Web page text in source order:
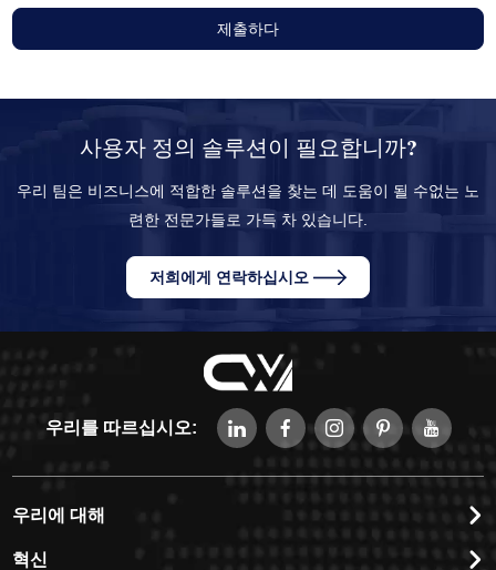
사용자 정의 솔루션이 필요합니까?
우리 팀은 비즈니스에 적합한 솔루션을 찾는 데 도움이 될 수없는 노
련한 전문가들로 가득 차 있습니다.
저희에게 연락하십시오
우리를 따르십시오:
우리에 대해
혁신